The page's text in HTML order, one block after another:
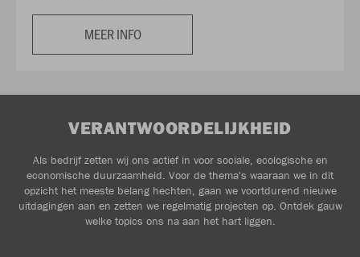
MEER INFO
VERANTWOORDELIJKHEID
Als bedrijf zetten wij ons actief in voor sociale, ecologische en
economische duurzaamheid. Voor de thema's waaraan we in dit
opzicht het meeste belang hechten, gaan we voortdurend nieuwe
uitdagingen aan en zetten we regelmatig projecten op. Ontdek gauw
welke topics ons na aan het hart liggen.